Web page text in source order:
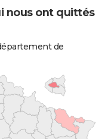
nous ont quittés
de